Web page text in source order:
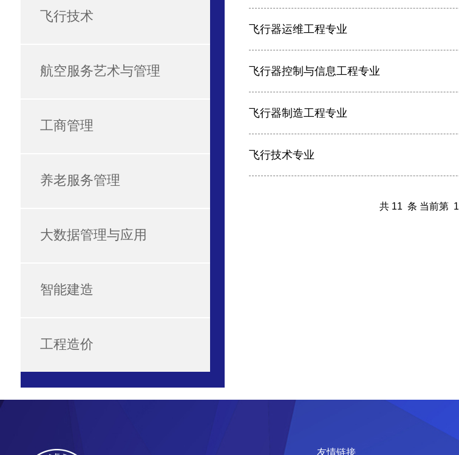
飞行技术
航空服务艺术与管理
工商管理
养老服务管理
大数据管理与应用
智能建造
工程造价
飞行器运维工程专业
飞行器控制与信息工程专业
飞行器制造工程专业
飞行技术专业
共 11 条 当前第 1
友情链接